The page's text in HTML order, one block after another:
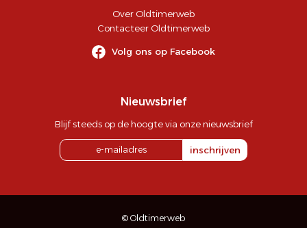
Over Oldtimerweb
Contacteer Oldtimerweb
Volg ons op Facebook
Nieuwsbrief
Blijf steeds op de hoogte via onze nieuwsbrief
inschrijven
© Oldtimerweb